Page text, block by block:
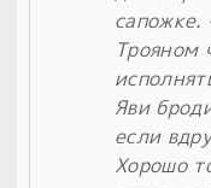
Трояном
Яви
если
Хорошо